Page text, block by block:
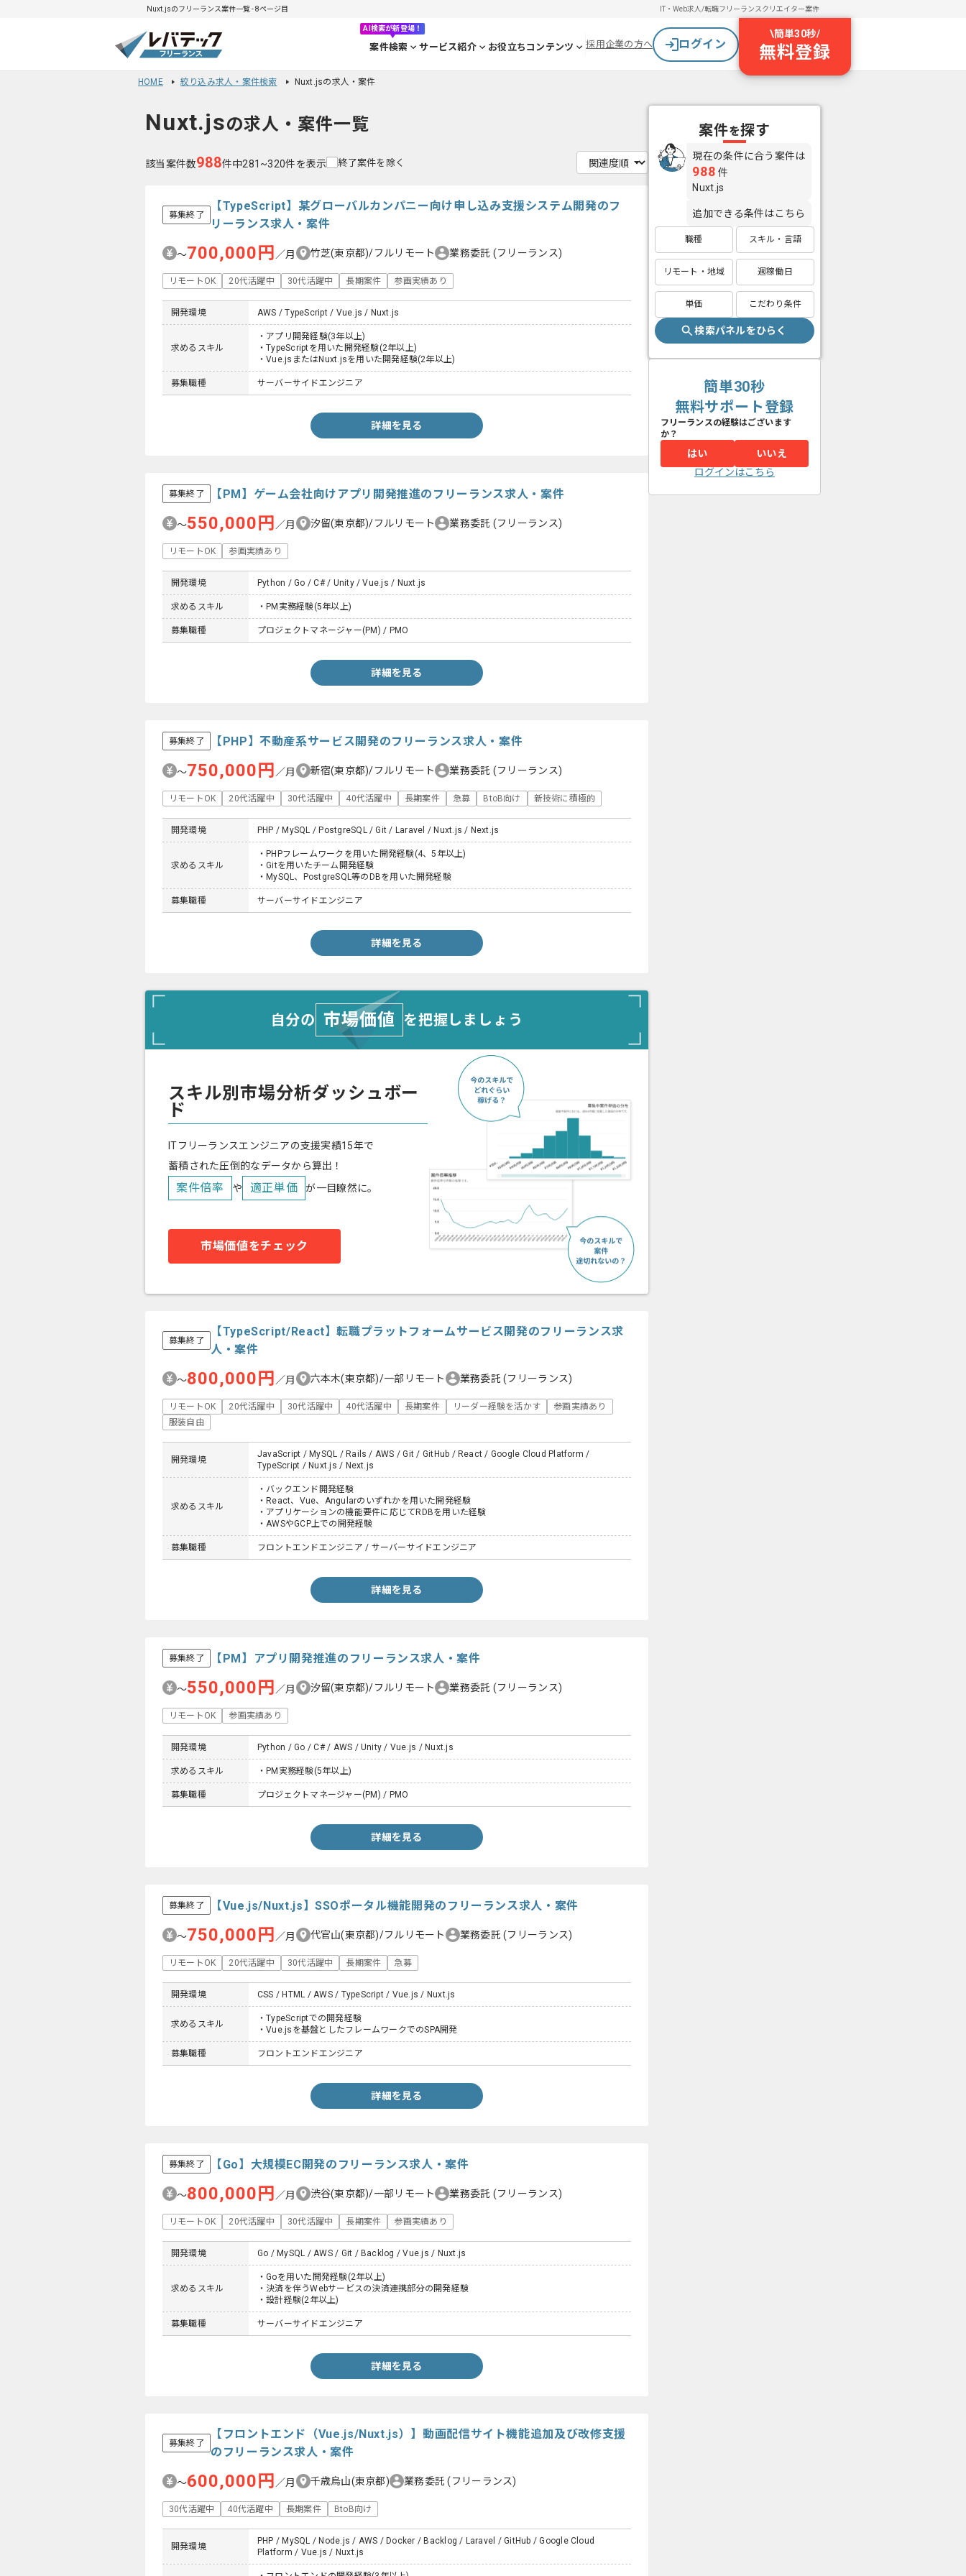
Nuxt.jsのフリーランス案件一覧 - 8ページ目 IT・Web求人/転職フリーランスクリエイター案件
AI検索が新登場！
案件検索 サービス紹介 お役立ちコンテンツ 採用企業の方へ ログイン
\簡単30秒/
無料登録
HOME 絞り込み求人・案件検索 Nuxt.jsの求人・案件
Nuxt.jsの求人・案件一覧
該当案件数988件中281~320件を表示 終了案件を除く
募集終了
【TypeScript】某グローバルカンパニー向け申し込み支援システム開発のフ
リーランス求人・案件
〜700,000円 ／月 竹芝(東京都)/フルリモート 業務委託 (フリーランス)
リモートOK 20代活躍中 30代活躍中 長期案件 参画実績あり
開発環境 AWS / TypeScript / Vue.js / Nuxt.js
求めるスキル
・アプリ開発経験(3年以上)
・TypeScriptを用いた開発経験(2年以上)
・Vue.jsまたはNuxt.jsを用いた開発経験(2年以上)
募集職種 サーバーサイドエンジニア
詳細を見る
募集終了 【PM】ゲーム会社向けアプリ開発推進のフリーランス求人・案件
〜550,000円 ／月 汐留(東京都)/フルリモート 業務委託 (フリーランス)
リモートOK 参画実績あり
開発環境 Python / Go / C# / Unity / Vue.js / Nuxt.js
求めるスキル ・PM実務経験(5年以上)
募集職種 プロジェクトマネージャー(PM) / PMO
詳細を見る
募集終了 【PHP】不動産系サービス開発のフリーランス求人・案件
〜750,000円 ／月 新宿(東京都)/フルリモート 業務委託 (フリーランス)
リモートOK 20代活躍中 30代活躍中 40代活躍中 長期案件 急募 BtoB向け 新技術に積極的
開発環境 PHP / MySQL / PostgreSQL / Git / Laravel / Nuxt.js / Next.js
求めるスキル
・PHPフレームワークを用いた開発経験(4、5年以上)
・Gitを用いたチーム開発経験
・MySQL、PostgreSQL等のDBを用いた開発経験
募集職種 サーバーサイドエンジニア
詳細を見る
自分の 市場価値 を把握しましょう
スキル別市場分析ダッシュボー
ド
ITフリーランスエンジニアの支援実績15年で
蓄積された圧倒的なデータから算出！
案件倍率 や 適正単価 が一目瞭然に。
市場価値をチェック
募集終了
【TypeScript/React】転職プラットフォームサービス開発のフリーランス求
人・案件
〜800,000円 ／月 六本木(東京都)/一部リモート 業務委託(フリーランス)
リモートOK 20代活躍中 30代活躍中 40代活躍中 長期案件 リーダー経験を活かす
参画実績あり
服装自由
開発環境
JavaScript / MySQL / Rails / AWS / Git / GitHub / React / Google Cloud Platform /
TypeScript / Nuxt.js / Next.js
求めるスキル
・バックエンド開発経験
・React、Vue、Angularのいずれかを用いた開発経験
・アプリケーションの機能要件に応じてRDBを用いた経験
・AWSやGCP上での開発経験
募集職種 フロントエンドエンジニア / サーバーサイドエンジニア
詳細を見る
募集終了 【PM】アプリ開発推進のフリーランス求人・案件
〜550,000円 ／月 汐留(東京都)/フルリモート 業務委託 (フリーランス)
リモートOK 参画実績あり
開発環境 Python / Go / C# / AWS / Unity / Vue.js / Nuxt.js
求めるスキル ・PM実務経験(5年以上)
募集職種 プロジェクトマネージャー(PM) / PMO
詳細を見る
募集終了 【Vue.js/Nuxt.js】SSOポータル機能開発のフリーランス求人・案件
〜750,000円 ／月 代官山(東京都)/フルリモート 業務委託(フリーランス)
リモートOK 20代活躍中 30代活躍中 長期案件 急募
開発環境 CSS / HTML / AWS / TypeScript / Vue.js / Nuxt.js
求めるスキル
・TypeScriptでの開発経験
・Vue.jsを基盤としたフレームワークでのSPA開発
募集職種 フロントエンドエンジニア
詳細を見る
募集終了 【Go】大規模EC開発のフリーランス求人・案件
〜800,000円 ／月 渋谷(東京都)/一部リモート 業務委託 (フリーランス)
リモートOK 20代活躍中 30代活躍中 長期案件 参画実績あり
開発環境 Go / MySQL / AWS / Git / Backlog / Vue.js / Nuxt.js
求めるスキル
・Goを用いた開発経験(2年以上)
・決済を伴うWebサービスの決済連携部分の開発経験
・設計経験(2年以上)
募集職種 サーバーサイドエンジニア
詳細を見る
募集終了
【フロントエンド（Vue.js/Nuxt.js）】動画配信サイト機能追加及び改修支援
のフリーランス求人・案件
〜600,000円 ／月 千歳烏山(東京都) 業務委託(フリーランス)
30代活躍中 40代活躍中 長期案件 BtoB向け
開発環境
PHP / MySQL / Node.js / AWS / Docker / Backlog / Laravel / GitHub / Google Cloud
Platform / Vue.js / Nuxt.js
案件を探す
現在の条件に合う案件は
988 件
Nuxt.js
追加できる条件はこちら
職種 スキル・言語
リモート・地域 週稼働日
単価 こだわり条件
検索パネルをひらく
簡単30秒
無料サポート登録
フリーランスの経験はございます
か？
はい
いいえ
ログインはこちら